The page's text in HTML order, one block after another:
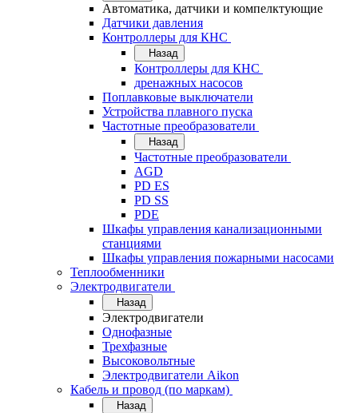
Автоматика, датчики и компелктующие
Датчики давления
Контроллеры для КНС
Назад
Контроллеры для КНС
дренажных насосов
Поплавковые выключатели
Устройства плавного пуска
Частотные преобразователи
Назад
Частотные преобразователи
AGD
PD ES
PD SS
PDE
Шкафы управления канализационными
станциями
Шкафы управления пожарными насосами
Теплообменники
Электродвигатели
Назад
Электродвигатели
Однофазные
Трехфазные
Высоковольтные
Электродвигатели Aikon
Кабель и провод (по маркам)
Назад